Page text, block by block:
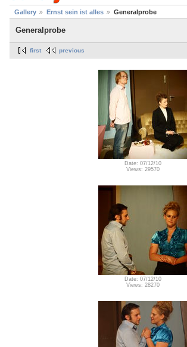
Gallery Ernst sein ist alles Generalprobe
Generalprobe
first previous
Date: 07/12/10
Views: 29570
Date: 07/12/10
Views: 28270